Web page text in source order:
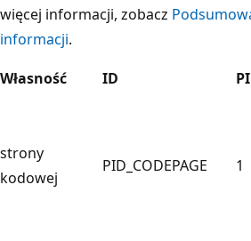
więcej informacji, zobacz
informacji.
Własność
ID
strony
kodowej
PID_CODEPAGE 1